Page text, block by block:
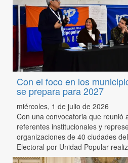
Con el foco en los
se prepara para 2027
miércoles, 1 de julio de 2026
Con una convocatoria que reunió
referentes institucionales y
organizaciones de 40 ciudades
Electoral por Unidad Popular